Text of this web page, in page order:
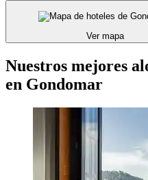
Ver mapa
Nuestros mejores
en Gondomar